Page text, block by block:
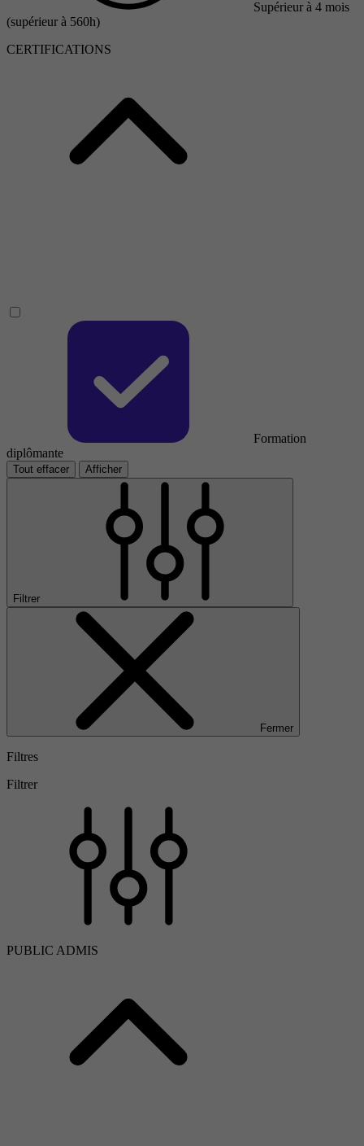
Supérieur à 4 mois
(supérieur à 560h)
CERTIFICATIONS
Formation
diplômante
Tout effacer Afficher
Filtrer
Fermer
Filtres
Filtrer
PUBLIC ADMIS